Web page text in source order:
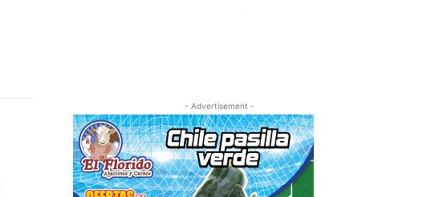
- Advertisement -